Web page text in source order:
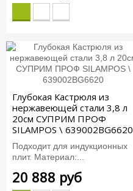
Глубокая Кастрюля из
нержавеющей стали 3,8 л
20см СУПРИМ ПРОФ
SILAMPOS \ 639002BG6620
Подходит для индукционных
плит. Материал:...
20 888 руб